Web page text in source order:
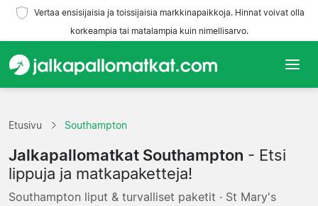
Vertaa ensisijaisia ja toissijaisia markkinapaikkoja. Hinnat voivat olla
korkeampia tai matalampia kuin nimellisarvo.
Joukkueet
Liigat
Matkatoimistoja
Etusivu Southampton
Jalkapallomatkat Southampton - Etsi
lippuja ja matkapaketteja!
Southampton liput & turvalliset paketit · St Mary's